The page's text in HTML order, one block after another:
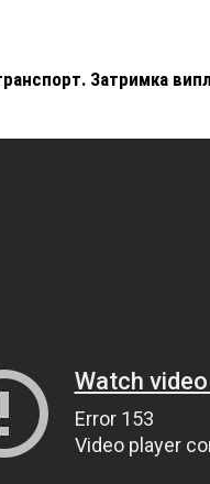
Затримка
62-РІЧНУ